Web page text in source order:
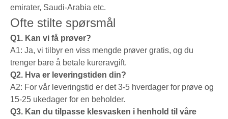
emirater, Saudi-Arabia etc.
Ofte stilte spørsmål
Q1. Kan vi få prøver?
A1: Ja, vi tilbyr en viss mengde prøver gratis, og du
trenger bare å betale kureravgift.
Q2. Hva er leveringstiden din?
A2: For vår leveringstid er det 3-5 hverdager for prøve og
15-25 ukedager for en beholder.
Q3. Kan du tilpasse klesvasken i henhold til våre